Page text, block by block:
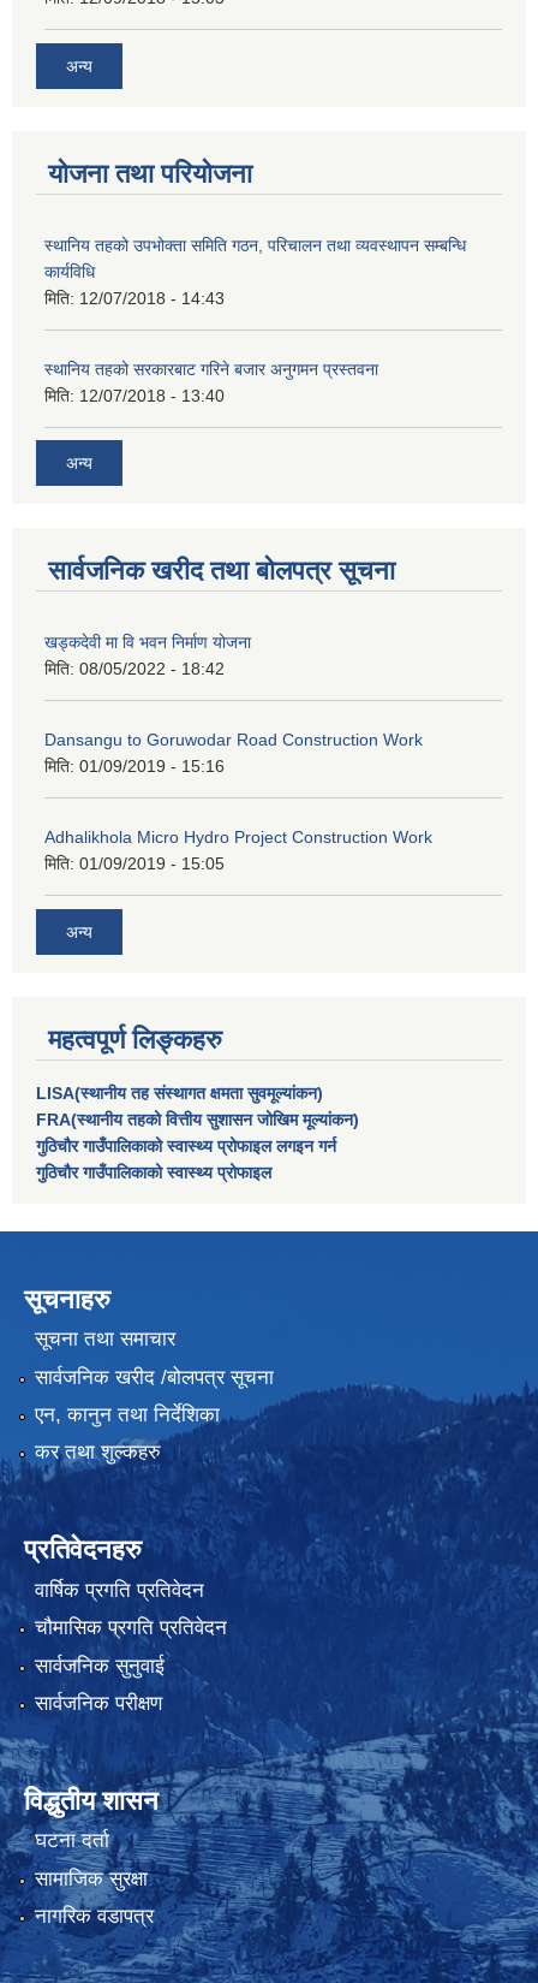
अन्य
योजना तथा परियोजना
स्थानिय तहको उपभोक्ता समिति गठन, परिचालन तथा व्यवस्थापन सम्बन्धि
कार्यविधि
मिति: 12/07/2018 - 14:43
स्थानिय तहको सरकारबाट गरिने बजार अनुगमन प्रस्तवना
मिति: 12/07/2018 - 13:40
अन्य
सार्वजनिक खरीद तथा बोलपत्र सूचना
खड्कदेवी मा वि भवन निर्माण योजना
मिति: 08/05/2022 - 18:42
Dansangu to Goruwodar Road Construction Work
मिति: 01/09/2019 - 15:16
Adhalikhola Micro Hydro Project Construction Work
मिति: 01/09/2019 - 15:05
अन्य
महत्वपूर्ण लिङ्कहरु
LISA(स्थानीय तह संस्थागत क्षमता सुवमूल्यांकन)
FRA(स्थानीय तहको वित्तीय सुशासन जोखिम मूल्यांकन)
गुठिचौर गाउँपालिकाको स्वास्थ्य प्रोफाइल लगइन गर्न
गुठिचौर गाउँपालिकाको स्वास्थ्य प्रोफाइल
सूचनाहरु
सूचना तथा समाचार
सार्वजनिक खरीद /बोलपत्र सूचना
एन, कानुन तथा निर्देशिका
कर तथा शुल्कहरु
प्रतिवेदनहरु
वार्षिक प्रगति प्रतिवेदन
चौमासिक प्रगति प्रतिवेदन
सार्वजनिक सुनुवाई
सार्वजनिक परीक्षण
विद्धुतीय शासन
घटना दर्ता
सामाजिक सुरक्षा
नागरिक वडापत्र